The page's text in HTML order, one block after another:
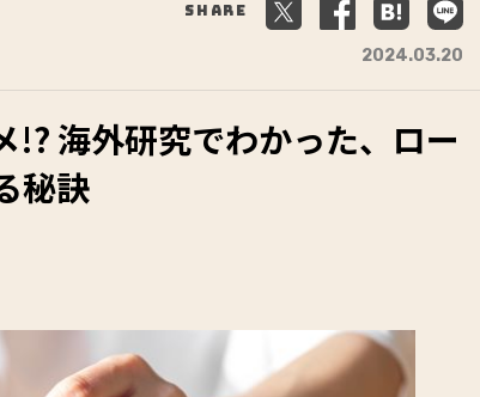
2024.03.20
!? 海外研究でわかった、ロー
秘訣
Share